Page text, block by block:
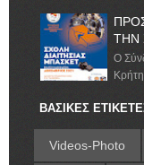
ΤΗΝ
Ο
ΒΑΣΙΚΕΣ
Videos-Photo